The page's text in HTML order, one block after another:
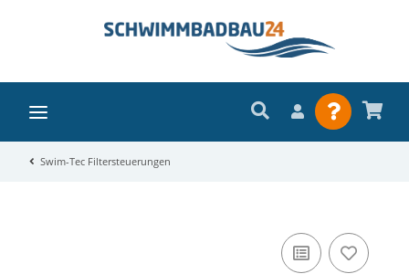
Swim-Tec Filtersteuerungen